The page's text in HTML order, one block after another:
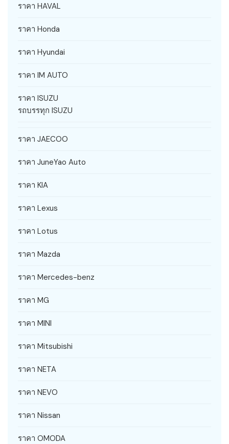
ราคา HAVAL
ราคา Honda
ราคา Hyundai
ราคา IM AUTO
ราคา ISUZU
รถบรรทุก ISUZU
ราคา JAECOO
ราคา JuneYao Auto
ราคา KIA
ราคา Lexus
ราคา Lotus
ราคา Mazda
ราคา Mercedes-benz
ราคา MG
ราคา MINI
ราคา Mitsubishi
ราคา NETA
ราคา NEVO
ราคา Nissan
ราคา OMODA